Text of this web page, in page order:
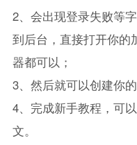
2、会出现登录失败等
到后台，直接打开你的
器都可以；
3、然后就可以创建你
4、完成新手教程，可
文。